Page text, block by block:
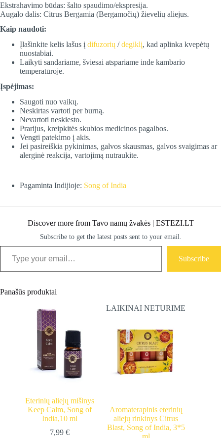
Ekstrahavimo būdas: šalto spaudimo/ekspresija.
Augalo dalis: Citrus Bergamia (Bergamočių) žievelių aliejus.
Kaip naudoti:
Įlašinkite kelis lašus į difuzorių /degiklį, kad aplinka kvepėtų
nuostabiai.
Laikyti sandariame, šviesai atspariame inde kambario
temperatūroje.
Įspėjimas:
Saugoti nuo vaikų.
Neskirtas vartoti per burną.
Nevartoti neskiesto.
Prarijus, kreipkitės skubios medicinos pagalbos.
Vengti patekimo į akis.
Jei pasireiškia pykinimas, galvos skausmas, galvos svaigimas ar
alerginė reakcija, vartojimą nutraukite.
Pagaminta Indijioje: Song of India
Discover more from Tavo namų žvakės | ESTEZI.LT
Subscribe to get the latest posts sent to your email.
Type your email…
Subscribe
Panašūs produktai
Eterinių aliejų mišinys
Keep Calm, Song of
India,10 ml
7,99 €
LAIKINAI NETURIME
Aromaterapinis eterinių
aliejų rinkinys Citrus
Blast, Song of India, 3*5
ml